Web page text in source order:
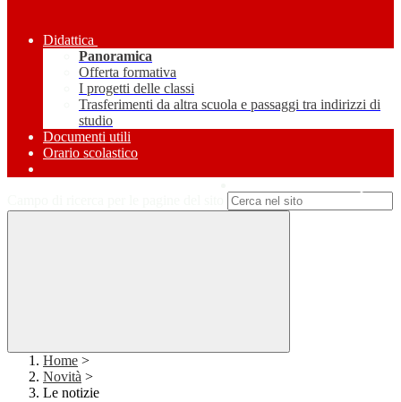
Didattica
Panoramica
Offerta formativa
I progetti delle classi
Trasferimenti da altra scuola e passaggi tra indirizzi di
studio
Documenti utili
Orario scolastico
Home >
Novità >
Le notizie